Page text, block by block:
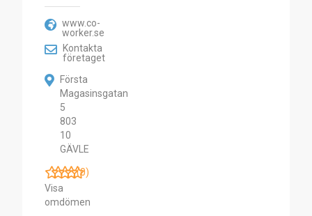
www.co-
worker.se
Kontakta
företaget
Första
Magasinsgatan
5
803
10
GÄVLE
(0)
Visa
omdömen